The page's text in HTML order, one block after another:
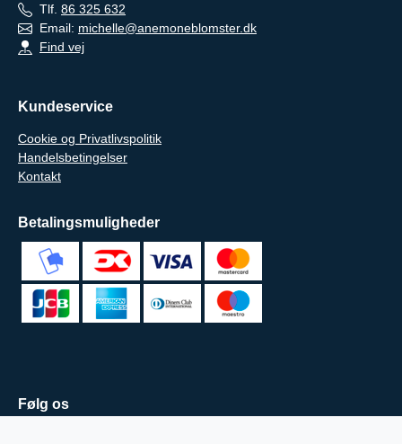
Tlf. 86 325 632
Email: michelle@anemoneblomster.dk
Find vej
Kundeservice
Cookie og Privatlivspolitik
Handelsbetingelser
Kontakt
Betalingsmuligheder
Følg os